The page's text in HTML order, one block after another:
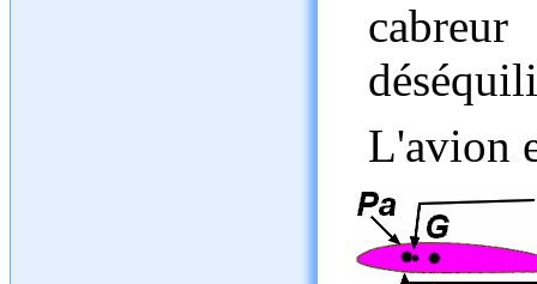
L'avion